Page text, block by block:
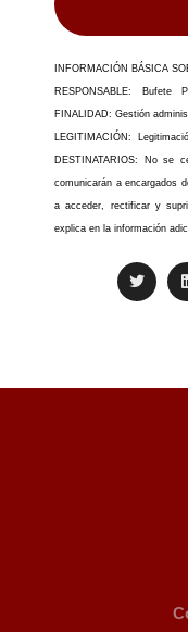
INFORMACIÓN BÁSICA
RESPONSABLE:
FINALIDAD: Gestión
LEGITIMACIÓN:
DESTINATARIOS: No se
comunicarán a encargados
a acceder, rectificar y
explica en la información